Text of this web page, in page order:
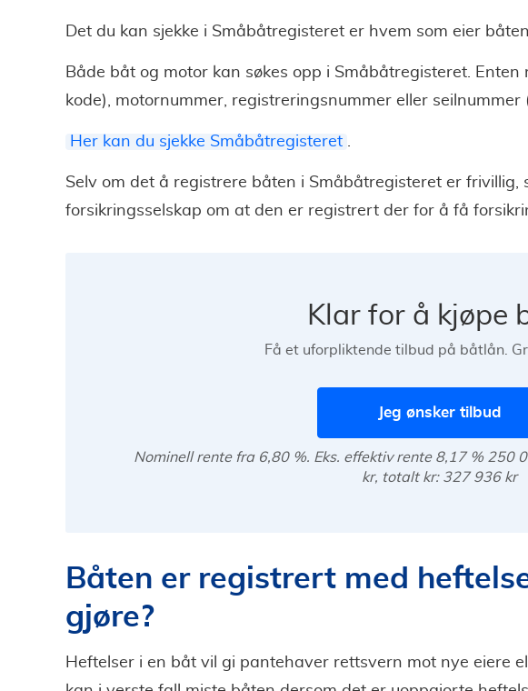
Det du kan sjekke i Småbåtregisteret er hvem som eier
Både båt og motor kan søkes opp i Småbåtregisteret.
kode), motornummer, registreringsnummer eller seilnummer
Her kan du sjekke Småbåtregisteret .
Selv om det å registrere båten i Småbåtregisteret er
forsikringsselskap om at den er registrert der for å få
Klar for å kjøpe
Få et uforpliktende tilbud på båtlån.
Jeg ønsker tilbud
Nominell rente fra 6,80 %. Eks. effektiv rente 8,17 % 250
kr, totalt kr: 327 936 kr
Båten er registrert med
gjøre?
Heftelser i en båt vil gi pantehaver rettsvern mot nye eiere